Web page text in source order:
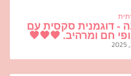
- דוגמנית סקסית עם
חם ומרהיב. 🖤🖤🖤